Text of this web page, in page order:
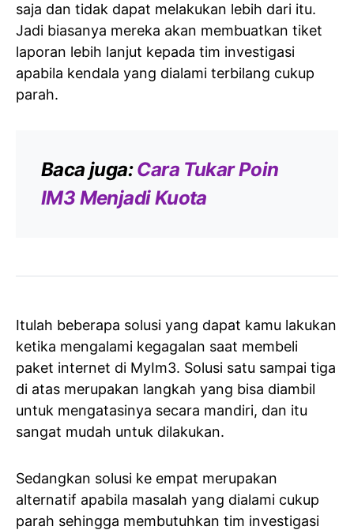
saja dan tidak dapat melakukan lebih dari itu.
Jadi biasanya mereka akan membuatkan tiket
laporan lebih lanjut kepada tim investigasi
apabila kendala yang dialami terbilang cukup
parah.
Baca juga:Cara Tukar Poin
IM3 Menjadi Kuota
Itulah beberapa solusi yang dapat kamu lakukan
ketika mengalami kegagalan saat membeli
paket internet di MyIm3. Solusi satu sampai tiga
di atas merupakan langkah yang bisa diambil
untuk mengatasinya secara mandiri, dan itu
sangat mudah untuk dilakukan.
Sedangkan solusi ke empat merupakan
alternatif apabila masalah yang dialami cukup
parah sehingga membutuhkan tim investigasi